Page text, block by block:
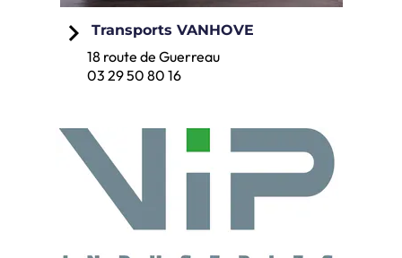
Transports VANHOVE
18 route de Guerreau
03 29 50 80 16
keyboard_arrow_right